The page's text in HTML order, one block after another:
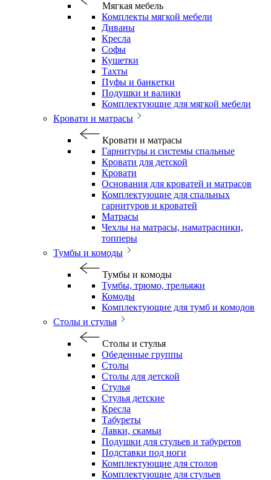
Мягкая мебель
Комплекты мягкой мебели
Диваны
Кресла
Софы
Кушетки
Тахты
Пуфы и банкетки
Подушки и валики
Комплектующие для мягкой мебели
Кровати и матрасы
Кровати и матрасы
Гарнитуры и системы спальные
Кровати для детской
Кровати
Основания для кроватей и матрасов
Комплектующие для спальных
гарнитуров и кроватей
Матрасы
Чехлы на матрасы, наматрасники,
топперы
Тумбы и комоды
Тумбы и комоды
Тумбы, трюмо, трельяжи
Комоды
Комплектующие для тумб и комодов
Столы и стулья
Столы и стулья
Обеденные группы
Столы
Столы для детской
Стулья
Стулья детские
Кресла
Табуреты
Лавки, скамьи
Подушки для стульев и табуретов
Подставки под ноги
Комплектующие для столов
Комплектующие для стульев